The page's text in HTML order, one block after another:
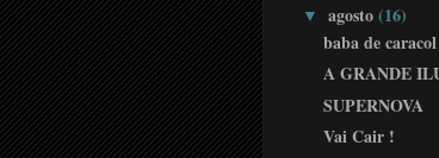
▼ agosto(16)
baba de caracol
A GRANDE
SUPERNOVA
Vai Cair !